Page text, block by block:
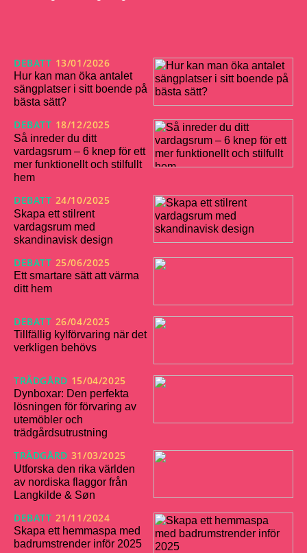
DEBATT 13/01/2026
Hur kan man öka antalet
sängplatser i sitt boende på
bästa sätt?
DEBATT 18/12/2025
Så inreder du ditt
vardagsrum – 6 knep för ett
mer funktionellt och stilfullt
hem
DEBATT 24/10/2025
Skapa ett stilrent
vardagsrum med
skandinavisk design
DEBATT 25/06/2025
Ett smartare sätt att värma
ditt hem
DEBATT 26/04/2025
Tillfällig kylförvaring när det
verkligen behövs
TRÄDGÅRD 15/04/2025
Dynboxar: Den perfekta
lösningen för förvaring av
utemöbler och
trädgårdsutrustning
TRÄDGÅRD 31/03/2025
Utforska den rika världen
av nordiska flaggor från
Langkilde & Søn
DEBATT 21/11/2024
Skapa ett hemmaspa med
badrumstrender inför 2025